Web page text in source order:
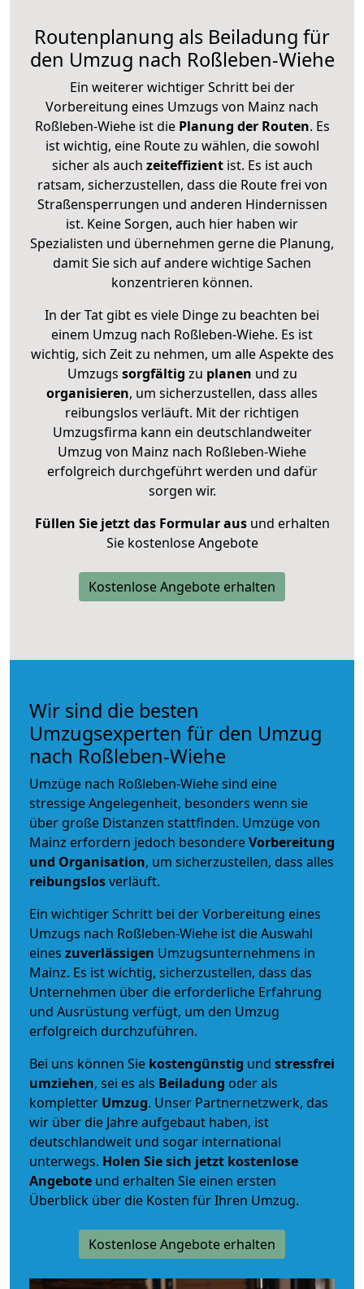
Routenplanung als Beiladung für
den Umzug nach Roßleben-Wiehe
Ein weiterer wichtiger Schritt bei der
Vorbereitung eines Umzugs von Mainz nach
Roßleben-Wiehe ist diePlanung der Routen. Es
ist wichtig, eine Route zu wählen, die sowohl
sicher als auch zeiteffizientist. Es ist auch
ratsam, sicherzustellen, dass die Route frei von
Straßensperrungen und anderen Hindernissen
ist. Keine Sorgen, auch hier haben wir
Spezialisten und übernehmen gerne die Planung,
damit Sie sich auf andere wichtige Sachen
konzentrieren können.
In der Tat gibt es viele Dinge zu beachten bei
einem Umzug nach Roßleben-Wiehe. Es ist
wichtig, sich Zeit zu nehmen, um alle Aspekte des
Umzugs sorgfältig zu planen und zu
organisieren, um sicherzustellen, dass alles
reibungslos verläuft. Mit der richtigen
Umzugsfirma kann ein deutschlandweiter
Umzug von Mainz nach Roßleben-Wiehe
erfolgreich durchgeführt werden und dafür
sorgen wir.
Füllen Sie jetzt das Formular ausund erhalten
Sie kostenlose Angebote
Kostenlose Angebote erhalten
Wir sind die besten
Umzugsexperten für den Umzug
nach Roßleben-Wiehe
Umzüge nach Roßleben-Wiehe sind eine
stressige Angelegenheit, besonders wenn sie
über große Distanzen stattfinden. Umzüge von
Mainz erfordern jedoch besondereVorbereitung
und Organisation, um sicherzustellen, dass alles
reibungslosverläuft.
Ein wichtiger Schritt bei der Vorbereitung eines
Umzugs nach Roßleben-Wiehe ist die Auswahl
eines zuverlässigen Umzugsunternehmens in
Mainz. Es ist wichtig, sicherzustellen, dass das
Unternehmen über die erforderliche Erfahrung
und Ausrüstung verfügt, um den Umzug
erfolgreich durchzuführen.
Bei uns können Sie kostengünstig und stressfrei
umziehen, sei es als Beiladung oder als
kompletter Umzug. Unser Partnernetzwerk, das
wir über die Jahre aufgebaut haben, ist
deutschlandweit und sogar international
unterwegs. Holen Sie sich jetzt kostenlose
Angebote und erhalten Sie einen ersten
Überblick über die Kosten für Ihren Umzug.
Kostenlose Angebote erhalten